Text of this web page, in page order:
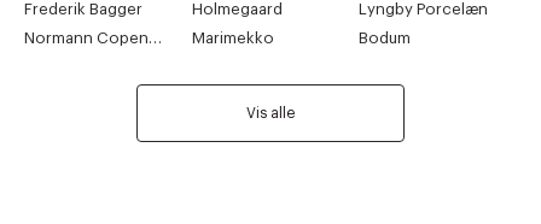
Frederik Bagger
Holmegaard
Lyngby Porcelæn
Normann Copenhagen
Marimekko Bodum
Vis alle